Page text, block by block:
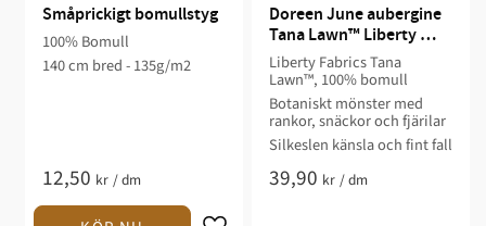
Småprickigt bomullstyg
100% Bomull
140 cm bred - 135g/m2
12,50 kr /dm
Doreen June aubergine
Tana Lawn™ Liberty
Fabrics
Liberty Fabrics Tana
Lawn™, 100% bomull
Botaniskt mönster med
rankor, snäckor och fjärilar
Silkeslen känsla och fint fall
39,90 kr /dm